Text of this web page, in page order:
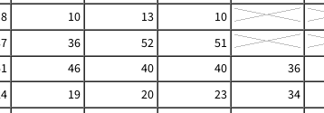
8 10 13
10
36 52
51
46 40 40
36
19 20 23
34